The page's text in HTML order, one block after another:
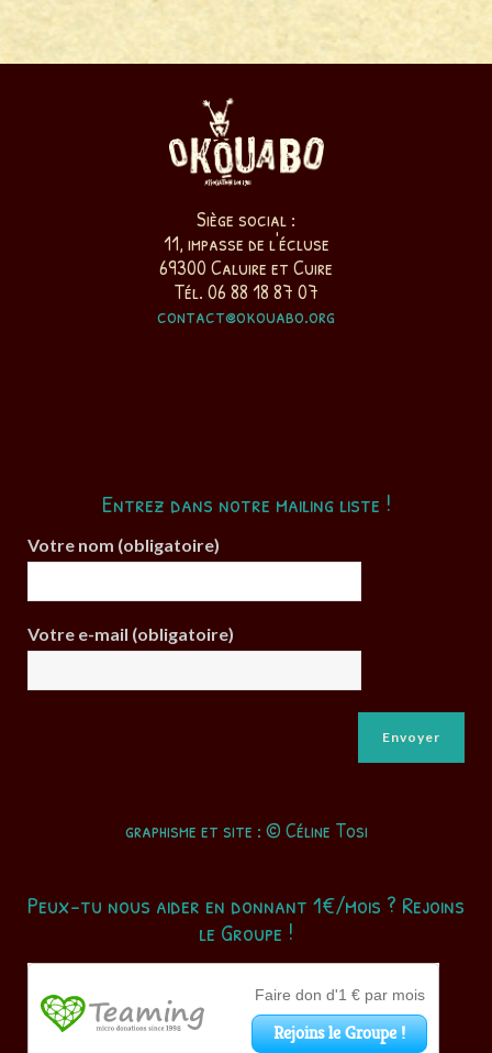
Siège social :
11, impasse de l'écluse
69300 Caluire et Cuire
Tél. 06 88 18 87 07
contact@okouabo.org
Entrez dans notre mailing liste !
Votre nom (obligatoire)
Votre e-mail (obligatoire)
graphisme et site : © Céline Tosi
Peux-tu nous aider en donnant 1€/mois ? Rejoins
le Groupe !